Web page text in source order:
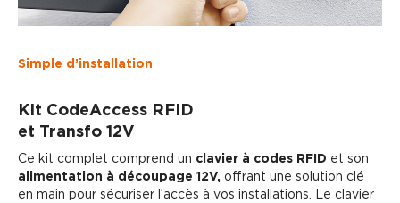
Simple d’installation
Kit CodeAccess RFID
et Transfo 12V
Ce kit complet comprend un clavier à codes RFID et son
alimentation à découpage 12V, offrant une solution clé
en main pour sécuriser l’accès à vos installations. Le clavier